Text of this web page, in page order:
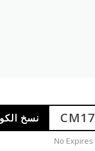
CM17 نسخ
No Expires